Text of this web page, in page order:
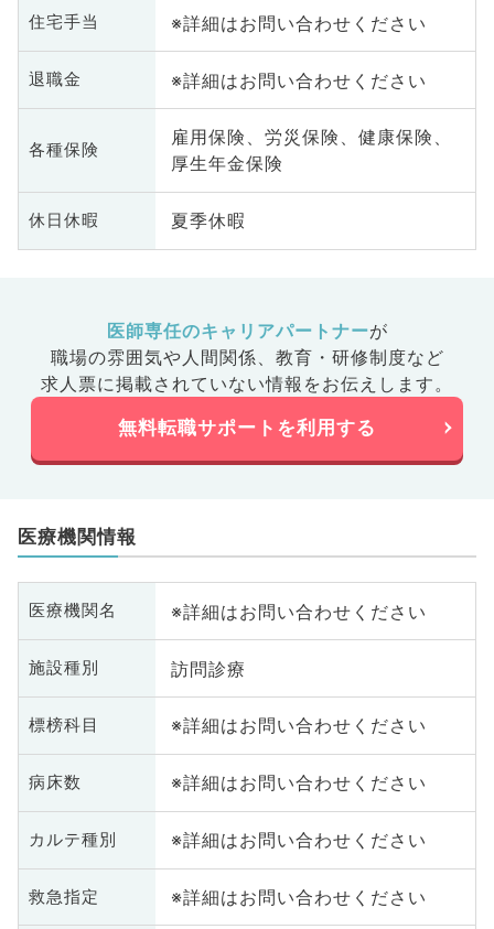
住宅手当 ※詳細はお問い合わせください
退職金 ※詳細はお問い合わせください
各種保険
雇用保険、労災保険、健康保険、
厚生年金保険
休日休暇 夏季休暇
医師専任のキャリアパートナーが
職場の雰囲気や人間関係、 教育・研修制度など
求人票に掲載されていない情報をお伝えします。
無料転職サポートを利用する
医療機関情報
医療機関名 ※詳細はお問い合わせください
施設種別 訪問診療
標榜科目 ※詳細はお問い合わせください
病床数 ※詳細はお問い合わせください
カルテ種別 ※詳細はお問い合わせください
救急指定 ※詳細はお問い合わせください